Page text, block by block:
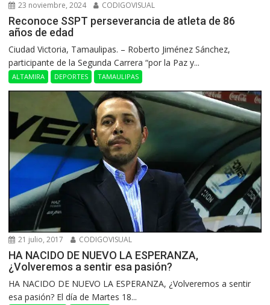
23 noviembre, 2024 CODIGOVISUAL
Reconoce SSPT perseverancia de atleta de 86
años de edad
Ciudad Victoria, Tamaulipas. – Roberto Jiménez Sánchez,
participante de la Segunda Carrera “por la Paz y...
ALTAMIRA DEPORTES TAMAULIPAS
21 julio, 2017 CODIGOVISUAL
HA NACIDO DE NUEVO LA ESPERANZA,
¿Volveremos a sentir esa pasión?
HA NACIDO DE NUEVO LA ESPERANZA, ¿Volveremos a sentir
esa pasión? El día de Martes 18...